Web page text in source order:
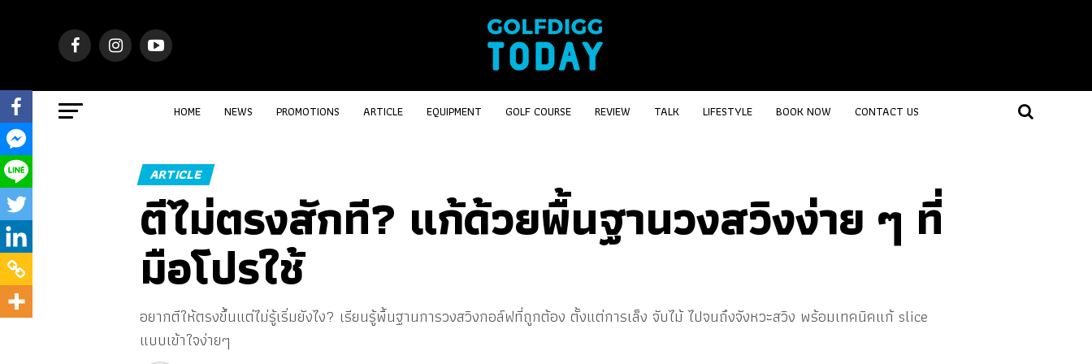
HOME NEWS PROMOTIONS ARTICLE EQUIPMENT GOLF COURSE REVIEW TALK LIFESTYLE BOOK NOW CONTACT US
ARTICLE
ตีไม่ตรงสักที? แก้ด้วยพื้นฐานวงสวิงง่าย ๆ ที่
มือโปรใช้
อยากตีให้ตรงขึ้นแต่ไม่รู้เริ่มยังไง? เรียนรู้พื้นฐานการวงสวิงกอล์ฟที่ถูกต้อง ตั้งแต่การเล็ง จับไม้ ไปจนถึงจังหวะสวิง พร้อมเทคนิคแก้ slice
แบบเข้าใจง่ายๆ